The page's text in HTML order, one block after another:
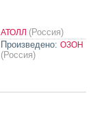
АТОЛЛ (Россия)
Произведено: ОЗОН
(Россия)